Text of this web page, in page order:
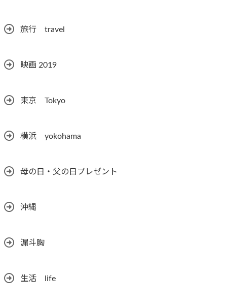
旅行 travel
映画 2019
東京 Tokyo
横浜 yokohama
母の日・父の日プレゼント
沖縄
漏斗胸
生活 life